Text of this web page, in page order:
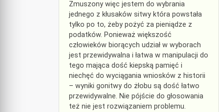
Zmuszony więc jestem do wybrania
jednego z kłusaków sitwy która powstała
tylko po to, żeby pożyć za pieniądze z
podatków. Ponieważ większość
człowieków biorących udział w wyborach
jest przewidywalna i łatwa w manipulacji do
tego mająca dość kiepską pamięć i
niechęć do wyciągania wniosków z historii
– wyniki gonitwy do żłobu są dość łatwo
przewidywalne. Nie pójście do głosowania
też nie jest rozwiązaniem problemu.